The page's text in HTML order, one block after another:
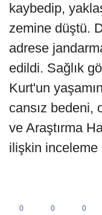
kaybedip,
zemine düştü.
adrese
edildi. Sağlık
Kurt'un
cansız bedeni,
ve Araştırma
ilişkin inceleme